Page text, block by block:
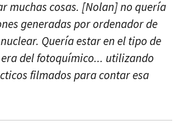
muchas cosas. [Nolan] no quería
generadas por ordenador de
Quería estar en el tipo de
del fotoquímico... utilizando
filmados para contar esa